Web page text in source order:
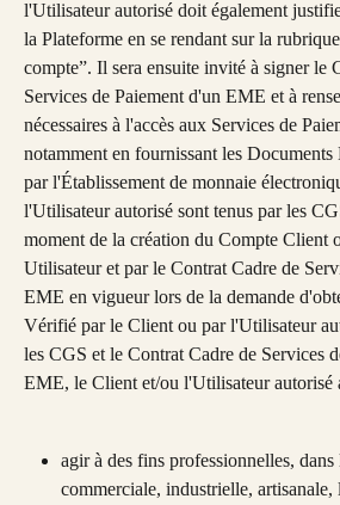
l'Utilisateur autorisé doit également
la Plateforme en se rendant sur la
compte”. Il sera ensuite invité à signer le
Services de Paiement d'un EME et à
nécessaires à l'accès aux Services de
notamment en fournissant les
par l'Établissement de monnaie
l'Utilisateur autorisé sont tenus par les
moment de la création du Compte Client
Utilisateur et par le Contrat Cadre de
EME en vigueur lors de la demande
Vérifié par le Client ou par l'Utilisateur
les CGS et le Contrat Cadre de Services
EME, le Client et/ou l'Utilisateur autorisé
agir à des fins professionnelles,
commerciale, industrielle, artisanale,